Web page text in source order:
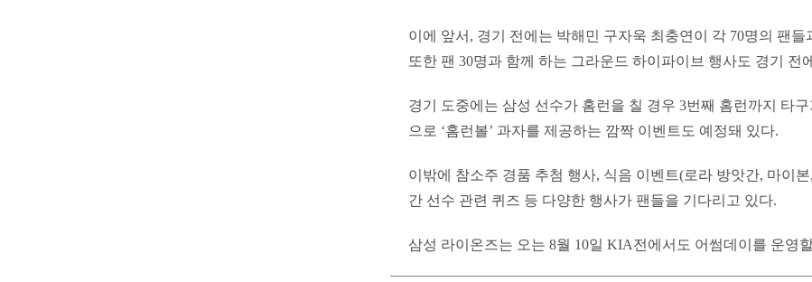
이에 앞서, 경기 전에는 박해민 구자욱 최충연이 각 70명의 팬
또한 팬 30명과 함께 하는 그라운드 하이파이브 행사도 경기 전
경기 도중에는 삼성 선수가 홈런을 칠 경우 3번째 홈런까지 타
으로 ‘홈런볼’ 과자를 제공하는 깜짝 이벤트도 예정돼 있다.
이밖에 참소주 경품 추첨 행사, 식음 이벤트(로라 방앗간, 마이
간 선수 관련 퀴즈 등 다양한 행사가 팬들을 기다리고 있다.
삼성 라이온즈는 오는 8월 10일 KIA전에서도 어썸데이를 운영